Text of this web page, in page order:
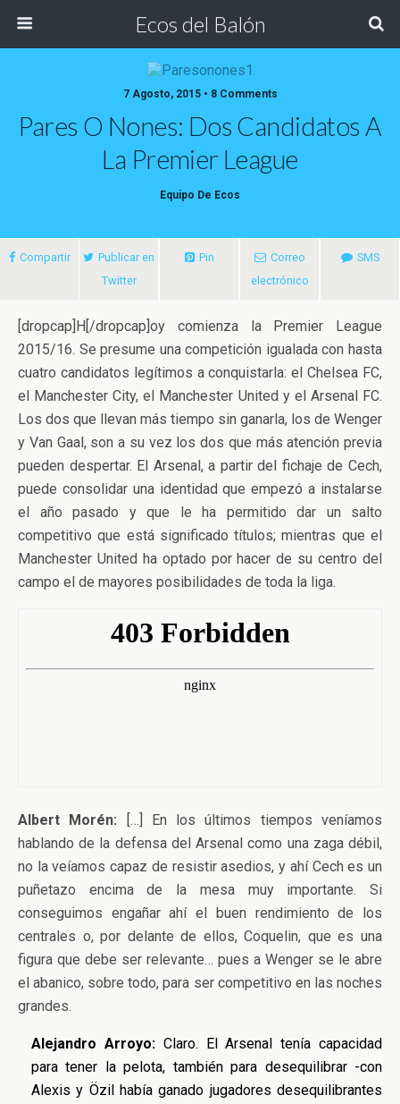
Ecos del Balón
7 Agosto, 2015 • 8 Comments
Pares O Nones: Dos Candidatos A
La Premier League
Equipo De Ecos
Compartir
Publicar en
Twitter
Pin
Correo
electrónico
SMS
[dropcap]H[/dropcap]oy comienza la Premier League
2015/16. Se presume una competición igualada con hasta
cuatro candidatos legítimos a conquistarla: el Chelsea FC,
el Manchester City, el Manchester United y el Arsenal FC.
Los dos que llevan más tiempo sin ganarla, los de Wenger
y Van Gaal, son a su vez los dos que más atención previa
pueden despertar. El Arsenal, a partir del fichaje de Cech,
puede consolidar una identidad que empezó a instalarse
el año pasado y que le ha permitido dar un salto
competitivo que está significado títulos; mientras que el
Manchester United ha optado por hacer de su centro del
campo el de mayores posibilidades de toda la liga.
Albert Morén: […] En los últimos tiempos veníamos
hablando de la defensa del Arsenal como una zaga débil,
no la veíamos capaz de resistir asedios, y ahí Cech es un
puñetazo encima de la mesa muy importante. Si
conseguimos engañar ahí el buen rendimiento de los
centrales o, por delante de ellos, Coquelin, que es una
figura que debe ser relevante… pues a Wenger se le abre
el abanico, sobre todo, para ser competitivo en las noches
grandes.
Alejandro Arroyo:Claro. El Arsenal tenía capacidad
para tener la pelota, también para desequilibrar -con
Alexis y Özil había ganado jugadores desequilibrantes